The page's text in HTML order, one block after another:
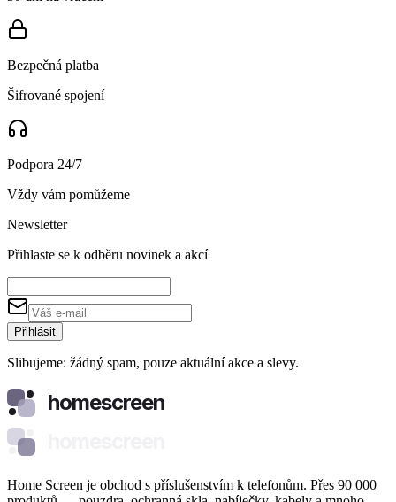
Bezpečná platba
Šifrované spojení
Podpora 24/7
Vždy vám pomůžeme
Newsletter
Přihlaste se k odběru novinek a akcí
Přihlásit
Slibujeme: žádný spam, pouze aktuální akce a slevy.
homescreen
Home Screen je obchod s příslušenstvím k telefonům. Přes 90 000